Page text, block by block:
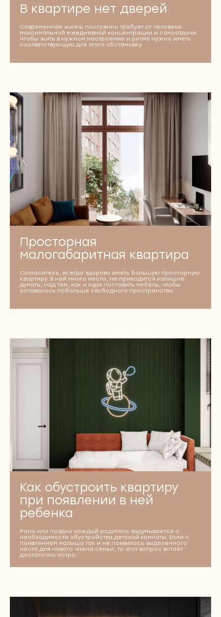
В квартире нет дверей
Современная жизнь постоянно требует от человека
максимальной ежедневной концентрации и самоотдачи.
Чтобы жить в нужном настроении и ритме нужно иметь
соответствующую для этого обстановку.
Просторная
малогабаритная квартира
Согласитесь, всегда здорово иметь большую просторную
квартиру. В ней много места, не приходится излишне
думать, над тем, как и куда поставить мебель, чтобы
оставалось побольше свободного пространства.
Как обустроить квартиру
при появлении в ней
ребенка
Рано или поздно каждый родитель задумывается о
необходимости обустройства детской комнаты. Если с
появлением малыша так и не появилось выделенного
места для нового члена семьи, то этот вопрос встаёт
достаточно остро.